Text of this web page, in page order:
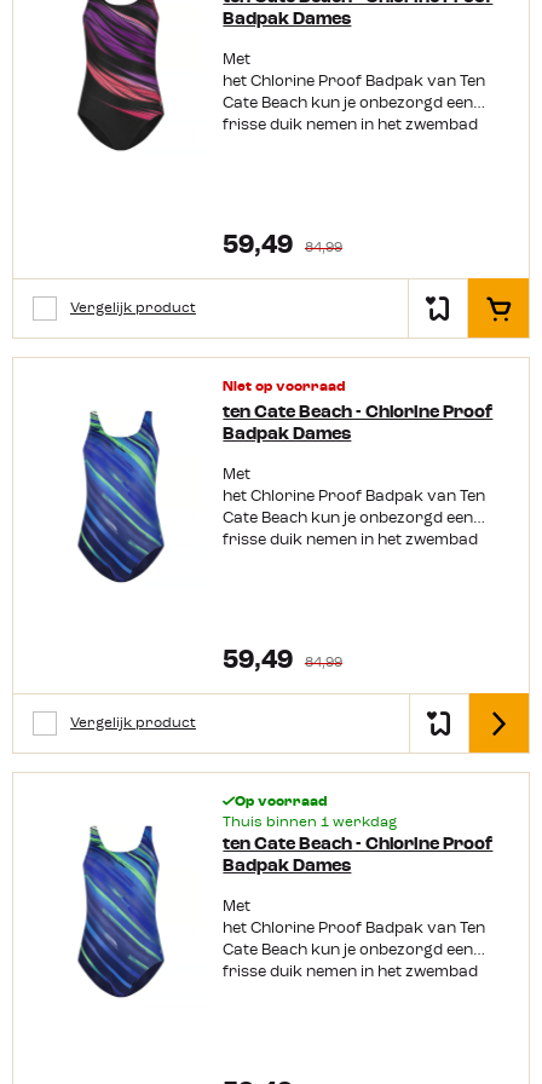
Badpak Dames
Met
het Chlorine Proof Badpak van Ten
Cate Beach kun je onbezorgd een
frisse duik nemen in het zwembad
eens heerlijk comfortabel dankzij
de zachte cups. Productkenmerken:
Ronde hals Comfortabele zachte cups
polyester, 51%gerecycled
59,49 84,99
Vergelijk product In het
Niet op voorraad
ten Cate Beach - Chlorine Proof
Badpak Dames
Met
het Chlorine Proof Badpak van Ten
Cate Beach kun je onbezorgd een
frisse duik nemen in het zwembad
eens heerlijk comfortabel dankzij
de zachte cups. Productkenmerken:
Ronde hals Comfortabele zachte cups
polyester, 51%gerecycled
59,49 84,99
Vergelijk product
Op voorraad
Thuis binnen 1 werkdag
ten Cate Beach - Chlorine Proof
Badpak Dames
Met
het Chlorine Proof Badpak van Ten
Cate Beach kun je onbezorgd een
frisse duik nemen in het zwembad
eens heerlijk comfortabel dankzij